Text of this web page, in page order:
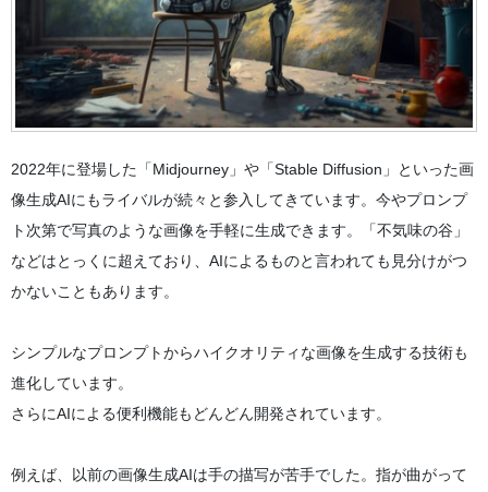
2022年に登場した「Midjourney」や「Stable Diffusion」といった画
像生成AIにもライバルが続々と参入してきています。今やプロンプ
ト次第で写真のような画像を手軽に生成できます。「不気味の谷」
などはとっくに超えており、AIによるものと言われても見分けがつ
かないこともあります。
シンプルなプロンプトからハイクオリティな画像を生成する技術も
進化しています。
さらにAIによる便利機能もどんどん開発されています。
例えば、以前の画像生成AIは手の描写が苦手でした。指が曲がって